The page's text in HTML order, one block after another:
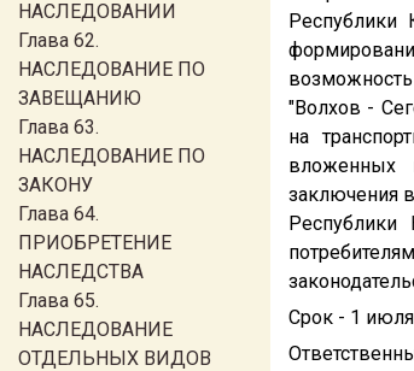
НАСЛЕДОВАНИИ
Глава 62.
НАСЛЕДОВАНИЕ ПО
ЗАВЕЩАНИЮ
Глава 63.
НАСЛЕДОВАНИЕ ПО
ЗАКОНУ
Глава 64.
ПРИОБРЕТЕНИЕ
НАСЛЕДСТВА
Глава 65.
НАСЛЕДОВАНИЕ
ОТДЕЛЬНЫХ ВИДОВ
Республики
"Волхов -
на
вложенных
заключения
Срок - 1 июля